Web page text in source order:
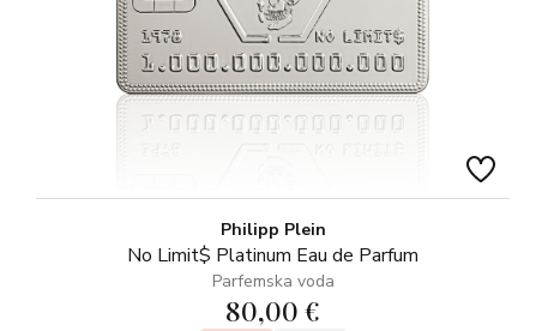
Philipp Plein
No Limit$ Platinum Eau de Parfum
Parfemska voda
80,00 €